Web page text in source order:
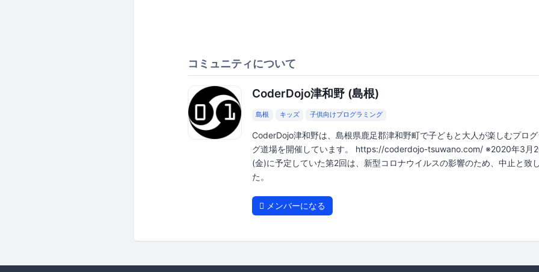
コミュニティについて
CoderDojo津和野 (島根)
島根 キッズ 子供向けプログラミング
CoderDojo津和野は、島根県鹿足郡津和野町で子どもと大人が楽しむプロ
グ道場を開催しています。 https://coderdojo-tsuwano.com/ ※2020年3月
(金)に予定していた第2回は、新型コロナウイルスの影響のため、中止と致
た。
メンバーになる